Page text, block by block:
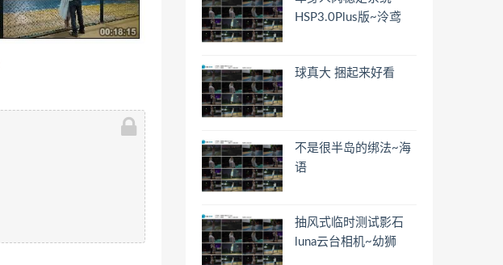
HSP3.0Plus版~泠鸢
球真大 捆起来好看
不是很半岛的绑法~海
语
抽风式临时测试影石
luna云台相机~幼狮